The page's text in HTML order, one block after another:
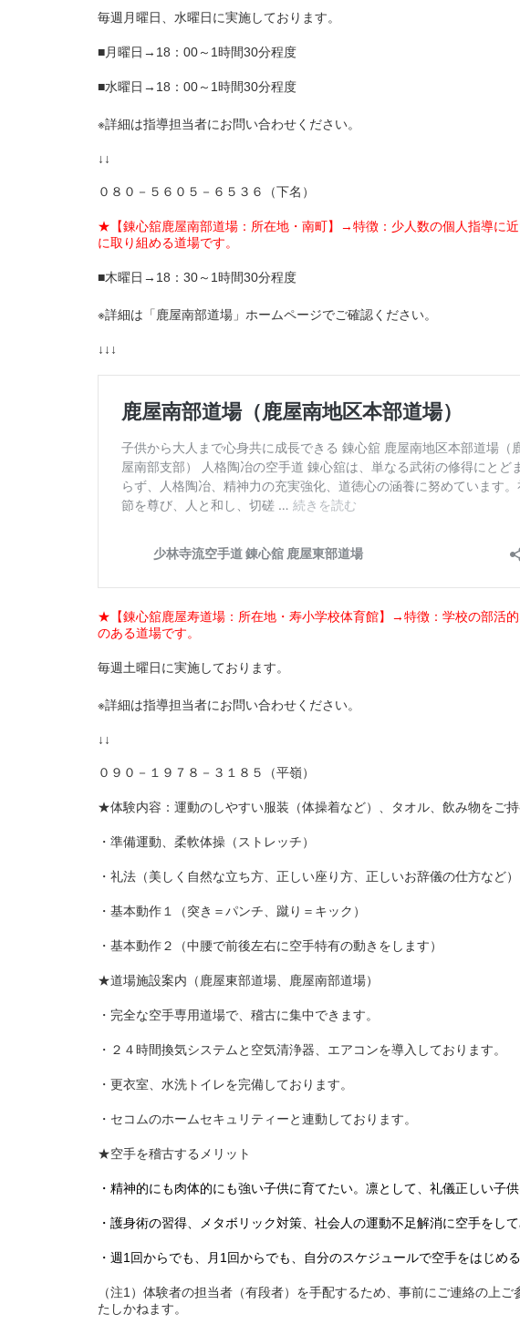
毎週月曜日、水曜日に実施しております。
■月曜日→18：00～1時間30分程度
■水曜日→18：00～1時間30分程度
※詳細は指導担当者にお問い合わせください。
↓↓
０８０－５６０５－６５３６（下名）
★【錬心舘鹿屋南部道場：所在地・南町】→特徴：少人数の個人指導に
に取り組める道場です。
■木曜日→18：30～1時間30分程度
※詳細は「鹿屋南部道場」ホームページでご確認ください。
↓↓↓
★【錬心舘鹿屋寿道場：所在地・寿小学校体育館】→特徴：学校の部活
のある道場です。
毎週土曜日に実施しております。
※詳細は指導担当者にお問い合わせください。
↓↓
０９０－１９７８－３１８５（平嶺）
★体験内容：運動のしやすい服装（体操着など）、タオル、飲み物をご持
・準備運動、柔軟体操（ストレッチ）
・礼法（美しく自然な立ち方、正しい座り方、正しいお辞儀の仕方など）
・基本動作１（突き＝パンチ、蹴り＝キック）
・基本動作２（中腰で前後左右に空手特有の動きをします）
★道場施設案内（鹿屋東部道場、鹿屋南部道場）
・完全な空手専用道場で、稽古に集中できます。
・２４時間換気システムと空気清浄器、エアコンを導入しております。
・更衣室、水洗トイレを完備しております。
・セコムのホームセキュリティーと連動しております。
★空手を稽古するメリット
・精神的にも肉体的にも強い子供に育てたい。凛として、礼儀正しい子供
・護身術の習得、メタボリック対策、社会人の運動不足解消に空手をし
・週1回からでも、月1回からでも、自分のスケジュールで空手をはじめ
（注1）体験者の担当者（有段者）を手配するため、事前にご連絡の上
たしかねます。